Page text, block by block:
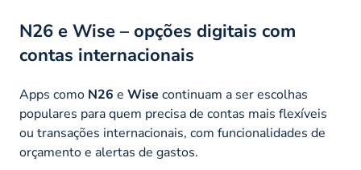
N26 e Wise – opções digitais com
contas internacionais
Apps como N26 e Wise continuam a ser escolhas
populares para quem precisa de contas mais flexíveis
ou transações internacionais, com funcionalidades de
orçamento e alertas de gastos.